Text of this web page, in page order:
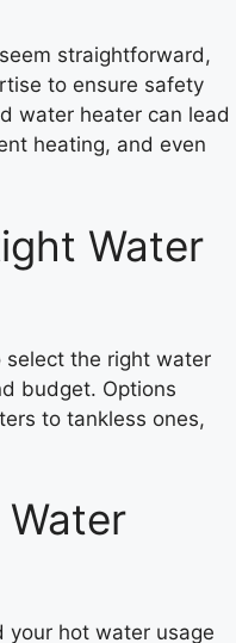
straightforward,
to ensure safety
water heater can lead
heating, and even
Water
select the right water
budget. Options
to tankless ones,
Water
your hot water usage